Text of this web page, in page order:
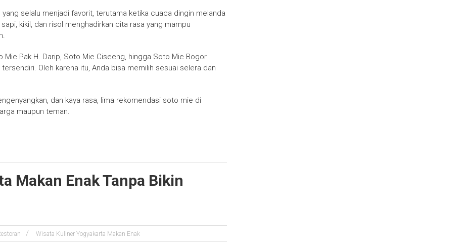
selalu menjadi favorit, terutama ketika cuaca dingin melanda
kikil, dan risol menghadirkan cita rasa yang mampu
Pak H. Darip, Soto Mie Ciseeng, hingga Soto Mie Bogor
Oleh karena itu, Anda bisa memilih sesuai selera dan
dan kaya rasa, lima rekomendasi soto mie di
maupun teman.
Makan Enak Tanpa Bikin
Wisata Kuliner Yogyakarta Makan Enak